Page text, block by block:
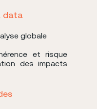
data
globale
et risque
des impacts